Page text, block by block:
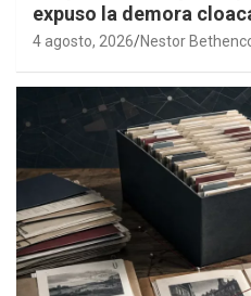
expuso la demora
4 agosto, 2026 Nestor